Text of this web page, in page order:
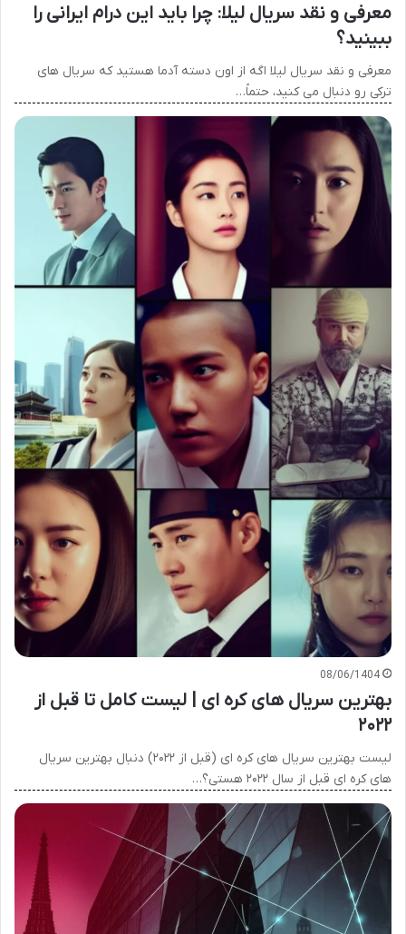
معرفی و نقد سریال لیلا: چرا باید این درام ایرانی را
ببینید؟
معرفی و نقد سریال لیلا اگه از اون دسته آدما هستید که سریال های
ترکی رو دنبال می کنید، حتماً…
08/06/1404
بهترین سریال های کره ای | لیست کامل تا قبل از
۲۰۲۲
لیست بهترین سریال های کره ای (قبل از ۲۰۲۲) دنبال بهترین سریال
های کره ای قبل از سال ۲۰۲۲ هستی؟…